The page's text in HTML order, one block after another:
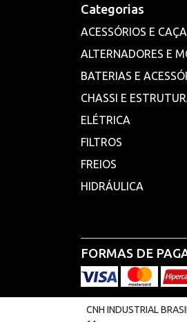
Categorias
ACESSÓRIOS E
ALTERNADORES E
BATERIAS E
CHASSI E
ELÉTRICA
FILTROS
FREIOS
HIDRÁULICA
FORMAS DE
CNH INDUSTRIAL